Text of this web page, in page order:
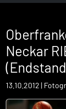
Neckar
13.10.2012 |